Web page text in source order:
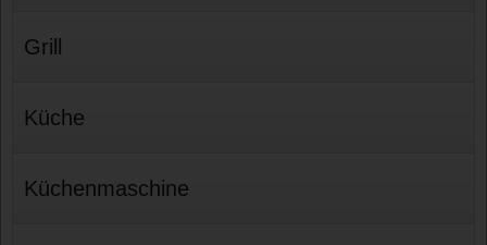
Grill
Küche
Küchenmaschine